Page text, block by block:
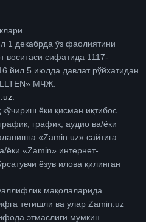
1 декабрда ўз фаолиятини
воситаси сифатида 1117-
йил 5 июлда давлат рўйхатидан
МЧЖ.
ёки қисман иқтибос
график, аудио ва/ёки
«Zamin.uz» сайтига
ёки «Zamin» интернет-
ёзув илова қилинган
мақолаларида
тегишли ва улар Zamin.uz
этмаслиги мумкин.